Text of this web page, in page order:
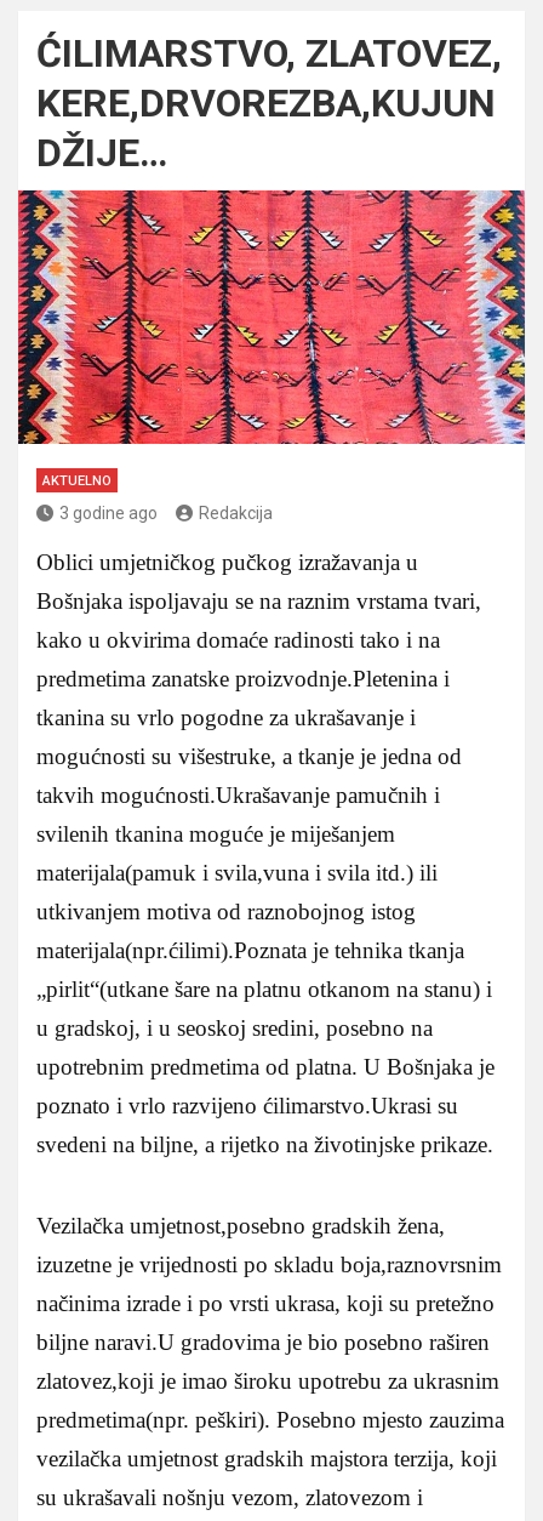
ĆILIMARSTVO, ZLATOVEZ,
KERE,DRVOREZBA,KUJUN
DŽIJE…
AKTUELNO
3 godine ago Redakcija
Oblici umjetničkog pučkog izražavanja u
Bošnjaka ispoljavaju se na raznim vrstama tvari,
kako u okvirima domaće radinosti tako i na
predmetima zanatske proizvodnje.Pletenina i
tkanina su vrlo pogodne za ukrašavanje i
mogućnosti su višestruke, a tkanje je jedna od
takvih mogućnosti.Ukrašavanje pamučnih i
svilenih tkanina moguće je miješanjem
materijala(pamuk i svila,vuna i svila itd.) ili
utkivanjem motiva od raznobojnog istog
materijala(npr.ćilimi).Poznata je tehnika tkanja
„pirlit“(utkane šare na platnu otkanom na stanu) i
u gradskoj, i u seoskoj sredini, posebno na
upotrebnim predmetima od platna. U Bošnjaka je
poznato i vrlo razvijeno ćilimarstvo.Ukrasi su
svedeni na biljne, a rijetko na životinjske prikaze.
Vezilačka umjetnost,posebno gradskih žena,
izuzetne je vrijednosti po skladu boja,raznovrsnim
načinima izrade i po vrsti ukrasa, koji su pretežno
biljne naravi.U gradovima je bio posebno raširen
zlatovez,koji je imao široku upotrebu za ukrasnim
predmetima(npr. peškiri). Posebno mjesto zauzima
vezilačka umjetnost gradskih majstora terzija, koji
su ukrašavali nošnju vezom, zlatovezom i